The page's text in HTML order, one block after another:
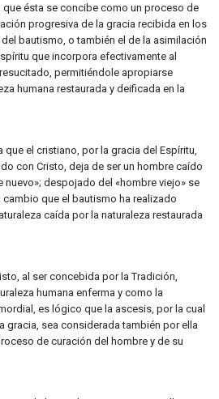
que ésta se concibe como un proceso de
progresiva de la gracia recibida en los
bautismo, o también el de la asimilación
que incorpora efectivamente al
permitiéndole apropiarse
humana restaurada y deificada en la
el cristiano, por la gracia del Espíritu,
con Cristo, deja de ser un hombre caído
nuevo»; despojado del «hombre viejo» se
que el bautismo ha realizado
caída por la naturaleza restaurada
al ser concebida por la Tradición,
humana enferma y como la
es lógico que la ascesis, por la cual
gracia, sea considerada también por ella
de curación del hombre y de su